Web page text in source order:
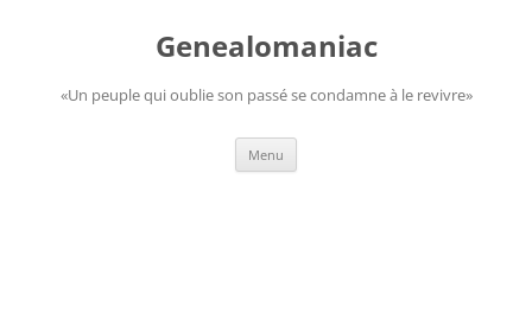
Genealomaniac
«Un peuple qui oublie son passé se condamne à le revivre»
Menu